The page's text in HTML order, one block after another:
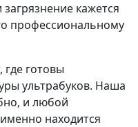
кажется
профессиональному
где готовы
ультрабуков. Наша
и любой
находится